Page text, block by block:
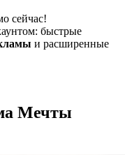
сейчас!
быстрые
и расширенные
Мечты